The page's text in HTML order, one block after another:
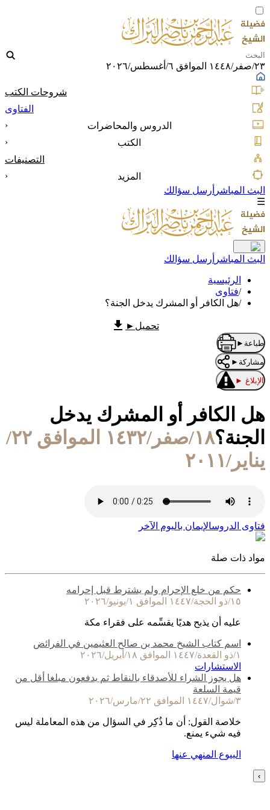
٢٣/صفر/١٤٤٨ الموافق ٦/أغسطس/٢٠٢٦
شروحات الكتب
الفتاوى
الدروس والمحاضرات
‹
الكتب
‹
التصنيفات
المزيد
‹
البث المباشر أرسل سؤالك
☰
البث المباشر أرسل سؤالك
الرئيسية
/فتاوى
/هل الكافر أو المشرك يدخل الجنة؟
تحميل ►
طباعة ►
مشاركة ►
الإبلاغ ►
هل الكافر أو المشرك يدخل
الجنة؟
١٨/صفر/١٤٣٢ الموافق ٢٢/
يناير/٢٠١١
فتاوى الدروسالإيمان باليوم الآخر
مواد ذات صلة
حكم من خلع الإحرام ولم يشترط قبل إحرامه
١٥/ذو الحجة/١٤٤٧ الموافق ١/يونيو/٢٠٢٦
عليه أن يذبح هديًا يقسِّمه على فقراء مكة
اسم كتاب الشيخ محمد بن صالح العثيمين في الفرائض
١/ذو القعدة/١٤٤٧ الموافق ١٨/أبريل/٢٠٢٦
الاستشارات
هل يجوز الشراء للأصدقاء بالنقاط ثم يدفعون مبلغا أقل من
قيمة السلعة
٣/شوال/١٤٤٧ الموافق ٢٢/مارس/٢٠٢٦
خلاصة القول: أن ما ذُكِر في السؤال من هذه المعاملة ليس
فيه شيء يمنع.
البيوع المنهي عنها
›